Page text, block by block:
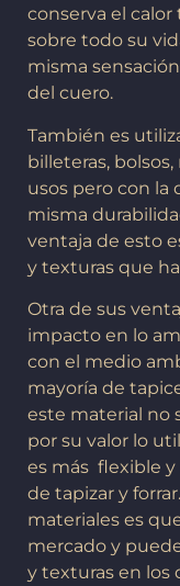
conserva el
sobre todo su
misma
del cuero.
También es
billeteras,
usos pero con la
misma
ventaja de esto
y texturas que
Otra de sus
impacto en lo
con el medio
mayoría de
este material no
por su valor lo
es más flexible y
de tapizar y
materiales es
mercado y
y texturas en los